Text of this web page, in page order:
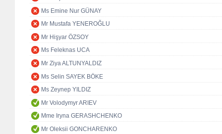
Ms Emine Nur GÜNAY
Mr Mustafa YENEROĞLU
Mr Hişyar ÖZSOY
Ms Feleknas UCA
Mr Ziya ALTUNYALDIZ
Ms Selin SAYEK BÖKE
Ms Zeynep YILDIZ
Mr Volodymyr ARIEV
Mme Iryna GERASHCHENKO
Mr Oleksii GONCHARENKO